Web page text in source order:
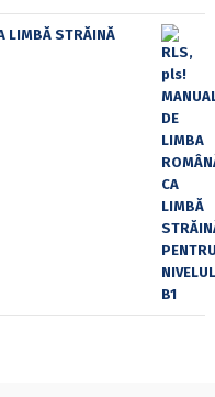
LIMBĂ STRĂINĂ